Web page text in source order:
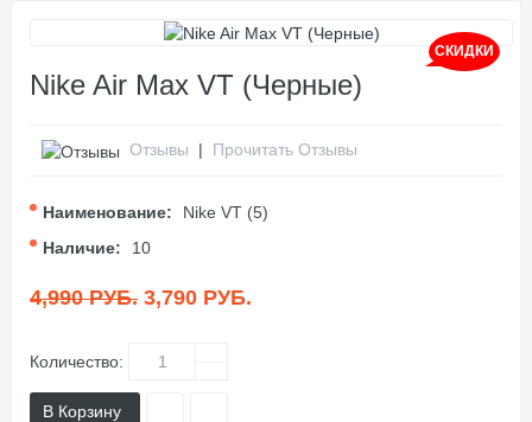
СКИДКИ
Nike Air Max VT (Черные)
Отзывы | Прочитать Отзывы
Наименование:
Nike VT (5)
Наличие:
10
4,990 РУБ. 3,790 РУБ.
Количество:
В Корзину